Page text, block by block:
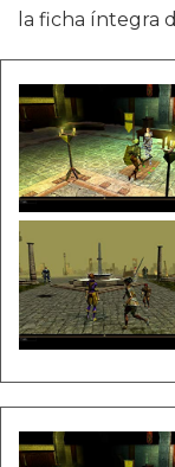
la ficha íntegra